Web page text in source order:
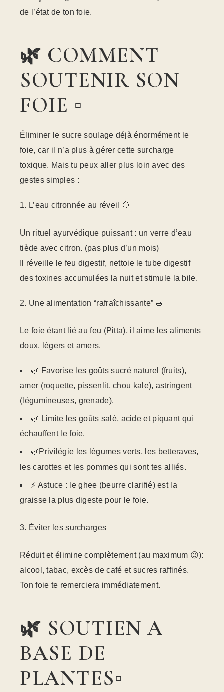
de l’état de ton foie.
🌿 COMMENT
SOUTENIR SON
FOIE ▫️
Éliminer le sucre soulage déjà énormément le
foie, car il n’a plus à gérer cette surcharge
toxique. Mais tu peux aller plus loin avec des
gestes simples :
L’eau citronnée au réveil 🍋
Un rituel ayurvédique puissant : un verre d’eau
tiède avec citron. (pas plus d’un mois)
Il réveille le feu digestif, nettoie le tube digestif
des toxines accumulées la nuit et stimule la bile.
Une alimentation “rafraîchissante” 🥗
Le foie étant lié au feu (Pitta), il aime les aliments
doux, légers et amers.
🌿 Favorise les goûts sucré naturel (fruits),
amer (roquette, pissenlit, chou kale), astringent
(légumineuses, grenade).
🌿 Limite les goûts salé, acide et piquant qui
échauffent le foie.
🌿Privilégie les légumes verts, les betteraves,
les carottes et les pommes qui sont tes alliés.
⚡ Astuce : le ghee (beurre clarifié) est la
graisse la plus digeste pour le foie.
Éviter les surcharges
Réduit et élimine complètement (au maximum 😉):
alcool, tabac, excès de café et sucres raffinés.
Ton foie te remerciera immédiatement.
🌿 SOUTIEN A
BASE DE
PLANTES▫️